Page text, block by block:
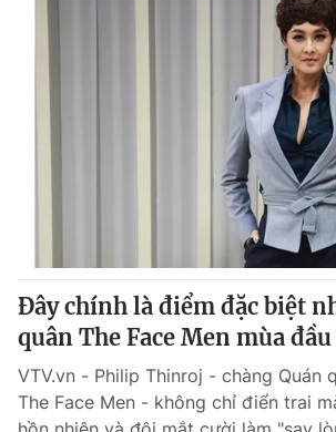
Đây chính là điểm đặc biệt
quân The Face Men mùa đầu
VTV.vn - Philip Thinroj - chàng Quán
The Face Men - không chỉ điển trai